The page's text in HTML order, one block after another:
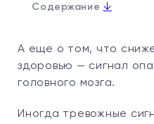
Содержание ↓
А еще о том, что
здоровью — сигнал
головного мозга.
Иногда тревожные